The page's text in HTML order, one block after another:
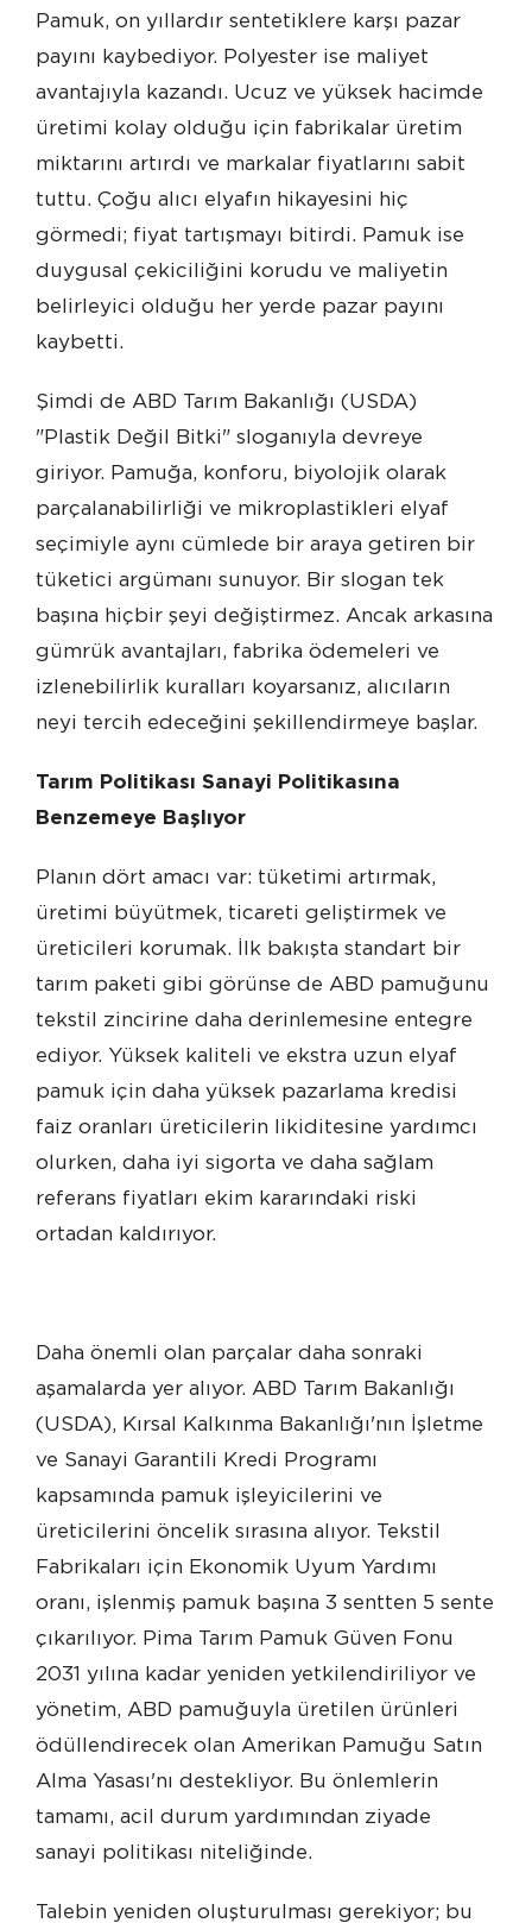
Pamuk, on yıllardır sentetiklere karşı pazar
payını kaybediyor. Polyester ise maliyet
avantajıyla kazandı. Ucuz ve yüksek hacimde
üretimi kolay olduğu için fabrikalar üretim
miktarını artırdı ve markalar fiyatlarını sabit
tuttu. Çoğu alıcı elyafın hikayesini hiç
görmedi; fiyat tartışmayı bitirdi. Pamuk ise
duygusal çekiciliğini korudu ve maliyetin
belirleyici olduğu her yerde pazar payını
kaybetti.
Şimdi de ABD Tarım Bakanlığı (USDA)
"Plastik Değil Bitki" sloganıyla devreye
giriyor. Pamuğa, konforu, biyolojik olarak
parçalanabilirliği ve mikroplastikleri elyaf
seçimiyle aynı cümlede bir araya getiren bir
tüketici argümanı sunuyor. Bir slogan tek
başına hiçbir şeyi değiştirmez. Ancak arkasına
gümrük avantajları, fabrika ödemeleri ve
izlenebilirlik kuralları koyarsanız, alıcıların
neyi tercih edeceğini şekillendirmeye başlar.
Tarım Politikası Sanayi Politikasına
Benzemeye Başlıyor
Planın dört amacı var: tüketimi artırmak,
üretimi büyütmek, ticareti geliştirmek ve
üreticileri korumak. İlk bakışta standart bir
tarım paketi gibi görünse de ABD pamuğunu
tekstil zincirine daha derinlemesine entegre
ediyor. Yüksek kaliteli ve ekstra uzun elyaf
pamuk için daha yüksek pazarlama kredisi
faiz oranları üreticilerin likiditesine yardımcı
olurken, daha iyi sigorta ve daha sağlam
referans fiyatları ekim kararındaki riski
ortadan kaldırıyor.
Daha önemli olan parçalar daha sonraki
aşamalarda yer alıyor. ABD Tarım Bakanlığı
(USDA), Kırsal Kalkınma Bakanlığı'nın İşletme
ve Sanayi Garantili Kredi Programı
kapsamında pamuk işleyicilerini ve
üreticilerini öncelik sırasına alıyor. Tekstil
Fabrikaları için Ekonomik Uyum Yardımı
oranı, işlenmiş pamuk başına 3 sentten 5 sente
çıkarılıyor. Pima Tarım Pamuk Güven Fonu
2031 yılına kadar yeniden yetkilendiriliyor ve
yönetim, ABD pamuğuyla üretilen ürünleri
ödüllendirecek olan Amerikan Pamuğu Satın
Alma Yasası'nı destekliyor. Bu önlemlerin
tamamı, acil durum yardımından ziyade
sanayi politikası niteliğinde.
Talebin yeniden oluşturulması gerekiyor; bu